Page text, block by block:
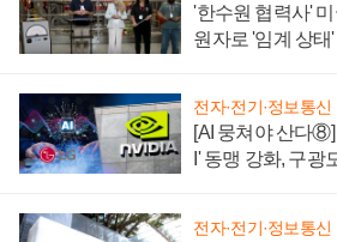
'한수원 협력사'
원자로 '임계 상
전자·전기·정보통신
[AI 뭉쳐야 산다⑧]
I' 동맹 강화, 구광
전자·전기·정보통신